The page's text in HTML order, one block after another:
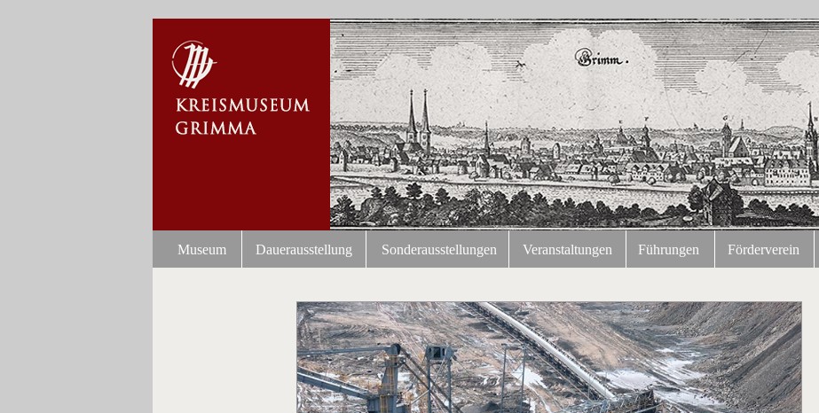
Museum Dauerausstellung Sonderausstellungen Veranstaltungen Führungen Förderverein